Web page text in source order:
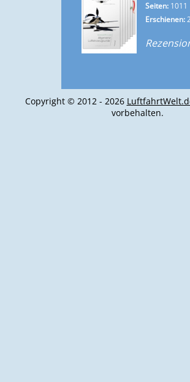
Seiten: 1011
Erschienen:
Copyright © 2012 - 2026
vorbehalten.